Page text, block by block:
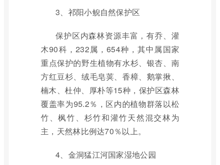
3、祁阳小鲵自然保护区
保护区内森林资源丰富，有乔、灌
木90科，232属，654种，其中属国家
重点保护的野生植物有水杉、银杏、南
方红豆杉、绒毛皂荚、香樟、鹅掌揪、
楠木、杜仲、厚朴等15种，保护区森林
覆盖率为95.2％，区内的植物群落以松
竹、枫竹、杉竹和灌竹天然混交林为
主，天然林比例达70％以上。
4、金洞猛江河国家湿地公园